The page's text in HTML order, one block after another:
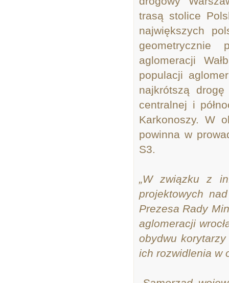
trasą stolice
największych
geometrycznie
aglomeracji
populacji
najkrótszą
centralnej i
Karkonoszy. W
powinna w
S3.
„W związku z
projektowych
Prezesa Rady
aglomeracji
obydwu
ich rozwidlenia w